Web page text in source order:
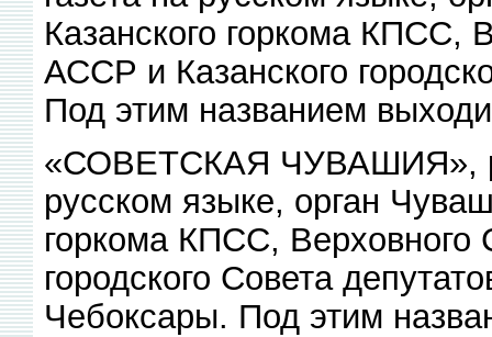
Казанского горкома КПСС,
АССР и Казанского
Под этим названием
«СОВЕТСКАЯ ЧУВАШИЯ»,
русском языке, орган
горкома КПСС,
городского Совета
Чебоксары. Под этим